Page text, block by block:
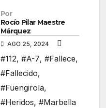
Por
Rocío Pilar Maestre
Márquez
AGO 25, 2024
#112, #A-7, #Fallece,
#Fallecido,
#Fuengirola,
#Heridos, #Marbella